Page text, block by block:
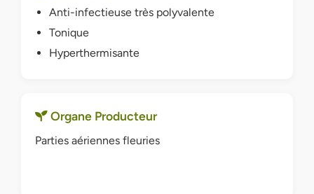
Anti-infectieuse très polyvalente
Tonique
Hyperthermisante
Organe Producteur
Parties aériennes fleuries